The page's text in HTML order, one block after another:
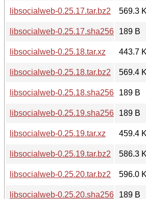
libsocialweb-0.25.17.tar.bz2
569.3
libsocialweb-0.25.17.sha256sum189 B
libsocialweb-0.25.18.tar.xz
443.7
libsocialweb-0.25.18.tar.bz2
569.4
libsocialweb-0.25.18.sha256sum189 B
libsocialweb-0.25.19.sha256sum189 B
libsocialweb-0.25.19.tar.xz
459.4
libsocialweb-0.25.19.tar.bz2
586.3
libsocialweb-0.25.20.tar.bz2
596.0
libsocialweb-0.25.20.sha256sum189 B